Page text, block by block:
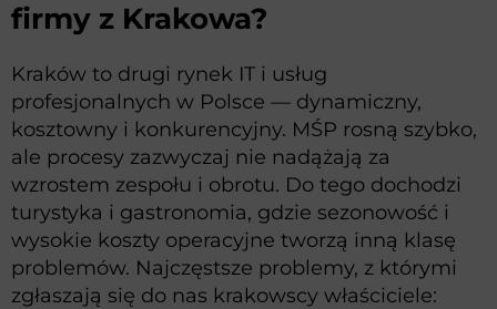
firmy z Krakowa?
Kraków to drugi rynek IT i usług
profesjonalnych w Polsce — dynamiczny,
kosztowny i konkurencyjny. MŚP rosną szybko,
ale procesy zazwyczaj nie nadążają za
wzrostem zespołu i obrotu. Do tego dochodzi
turystyka i gastronomia, gdzie sezonowość i
wysokie koszty operacyjne tworzą inną klasę
problemów. Najczęstsze problemy, z którymi
zgłaszają się do nas krakowscy właściciele: